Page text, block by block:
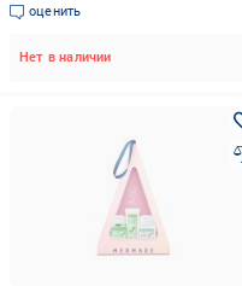
оценить
Нет в наличии